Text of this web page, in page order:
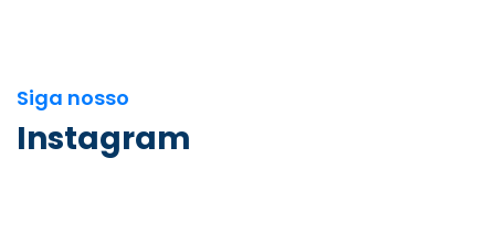
Siga nosso
Instagram